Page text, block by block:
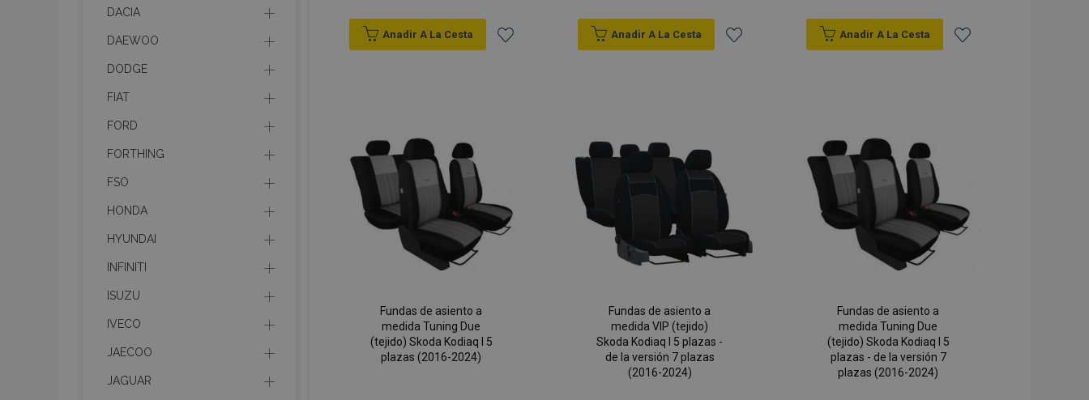
Anadir A La Cesta Anadir A La Cesta
Deseos
Anadir A La Cesta
Fundas de asiento a
medida Tuning Due
(tejido) Skoda Kodiaq I 5
plazas (2016-2024)
Fundas de asiento a
medida VIP (tejido)
Skoda Kodiaq I 5 plazas -
de la versión 7 plazas
(2016-2024)
Fundas de asiento a
medida Tuning Due
(tejido) Skoda Kodiaq I 5
plazas - de la versión 7
plazas (2016-2024)
DACIA
DAEWOO
DODGE
FIAT
FORD
FORTHING
FSO
HONDA
HYUNDAI
INFINITI
ISUZU
IVECO
JAECOO
JAGUAR